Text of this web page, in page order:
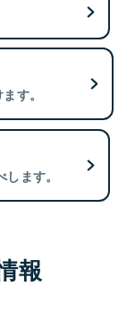
す。
ます。
報